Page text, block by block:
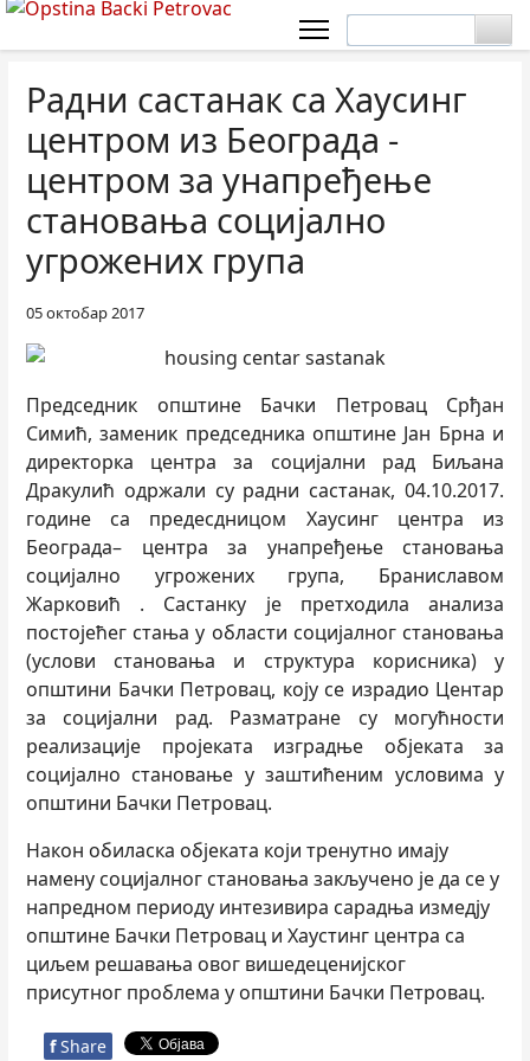
Радни састанак са Хаусинг
центром из Београда -
центром за унапређење
становања социјално
угрожених група
05 октобар 2017
Председник општине Бачки Петровац Срђан
Симић, заменик председника општине Јан Брна и
директорка центра за социјални рад Биљана
Дракулић одржали су радни састанак, 04.10.2017.
године са предесдницом Хаусинг центра из
Београда– центра за унапређење становања
социјално угрожених група, Браниславом
Жарковић . Састанку је претходила анализа
постојећег стања у области социјалног становања
(услови становања и структура корисника) у
општини Бачки Петровац, коју се израдио Центар
за социјални рад. Разматране су могућности
реализације пројеката изградње објеката за
социјално становање у заштићеним условима у
општини Бачки Петровац.
Након обиласка објеката који тренутно имају
намену социјалног становања закључено је да се у
напредном периоду интезивира сарадња измедју
општине Бачки Петровац и Хаустинг центра са
циљем решавања овог вишедеценијског
присутног проблема у општини Бачки Петровац.
f Share